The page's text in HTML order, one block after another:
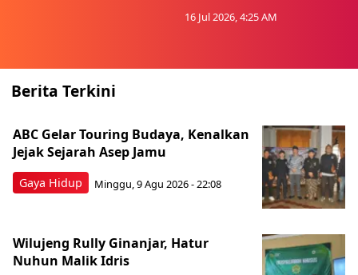
16 Jul 2026, 4:25 AM
Berita Terkini
Gaya Hidup
ABC Gelar Touring Budaya, Kenalkan
Jejak Sejarah Asep Jamu
Minggu, 9 Agu 2026 - 22:08
Wilujeng Rully Ginanjar, Hatur
Nuhun Malik Idris